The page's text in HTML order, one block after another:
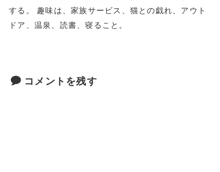
する。 趣味は、家族サービス、猫との戯れ、アウト
ドア、温泉、読書、寝ること。
コメントを残す